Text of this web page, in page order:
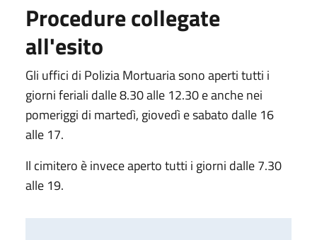
Procedure collegate
all'esito
Gli uffici di Polizia Mortuaria sono aperti tutti i
giorni feriali dalle 8.30 alle 12.30 e anche nei
pomeriggi di martedì, giovedì e sabato dalle 16
alle 17.
Il cimitero è invece aperto tutti i giorni dalle 7.30
alle 19.